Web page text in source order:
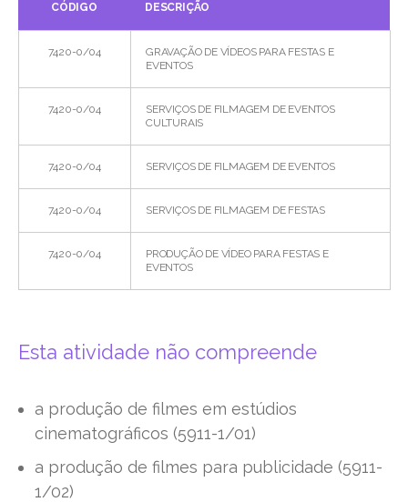
CÓDIGO DESCRIÇÃO
7420-0/04
GRAVAÇÃO DE VÍDEOS PARA FESTAS E
EVENTOS
7420-0/04
SERVIÇOS DE FILMAGEM DE EVENTOS
CULTURAIS
7420-0/04 SERVIÇOS DE FILMAGEM DE EVENTOS
7420-0/04 SERVIÇOS DE FILMAGEM DE FESTAS
7420-0/04
PRODUÇÃO DE VÍDEO PARA FESTAS E
EVENTOS
Esta atividade não compreende
a produção de filmes em estúdios
cinematográficos (5911-1/01)
a produção de filmes para publicidade (5911-
1/02)